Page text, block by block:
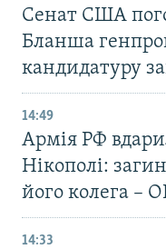
Сенат США
Бланша
кандидатуру
14:49
Армія РФ
Нікополі:
його колега –
14:33